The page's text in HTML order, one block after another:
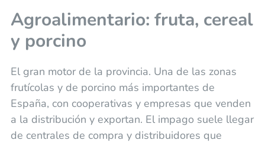
Agroalimentario: fruta, cereal
y porcino
El gran motor de la provincia. Una de las zonas
frutícolas y de porcino más importantes de
España, con cooperativas y empresas que venden
a la distribución y exportan. El impago suele llegar
de centrales de compra y distribuidores que